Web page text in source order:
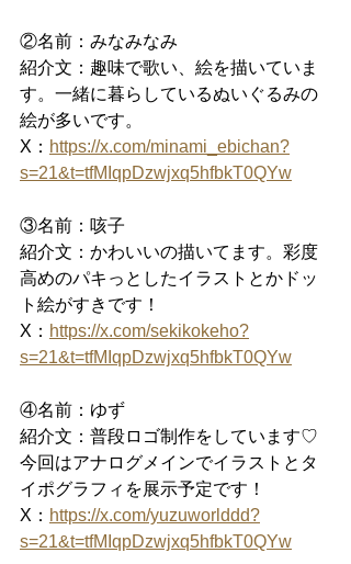
②名前：みなみなみ
紹介文：趣味で歌い、絵を描いていま
す。一緒に暮らしているぬいぐるみの
絵が多いです。
X： https://x.com/minami_ebichan?
s=21&t=tfMIqpDzwjxq5hfbkT0QYw
③名前：咳子
紹介文：かわいいの描いてます。彩度
高めのパキっとしたイラストとかドッ
ト絵がすきです！
X： https://x.com/sekikokeho?
s=21&t=tfMIqpDzwjxq5hfbkT0QYw
④名前：ゆず
紹介文：普段ロゴ制作をしています♡
今回はアナログメインでイラストとタ
イポグラフィを展示予定です！
X： https://x.com/yuzuworlddd?
s=21&t=tfMIqpDzwjxq5hfbkT0QYw